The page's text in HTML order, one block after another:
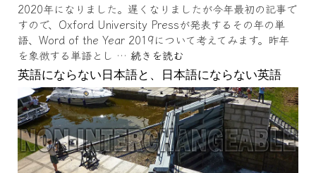
2020年になりました。遅くなりましたが今年最初の記事で
すので、Oxford University Pressが発表するその年の単
語、Word of the Year 2019について考えてみます。昨年
を象徴する単語とし … 続きを読む
英語にならない日本語と、日本語にならない英語